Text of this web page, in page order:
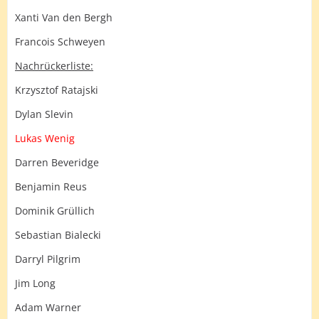
Xanti Van den Bergh
Francois Schweyen
Nachrückerliste:
Krzysztof Ratajski
Dylan Slevin
Lukas Wenig
Darren Beveridge
Benjamin Reus
Dominik Grüllich
Sebastian Bialecki
Darryl Pilgrim
Jim Long
Adam Warner